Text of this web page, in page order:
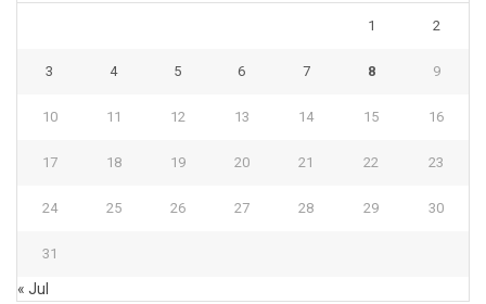
1 2
3 4 5 6 7 8 9
10 11 12 13 14 15 16
17 18 19 20 21 22 23
24 25 26 27 28 29 30
31
« Jul